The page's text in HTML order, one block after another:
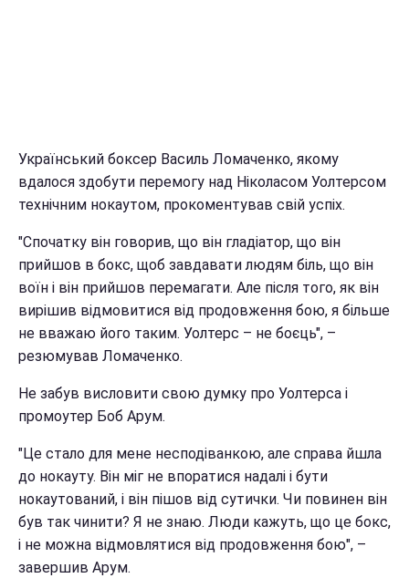
Український боксер Василь Ломаченко, якому
вдалося здобути перемогу над Ніколасом Уолтерсом
технічним нокаутом, прокоментував свій успіх.
"Спочатку він говорив, що він гладіатор, що він
прийшов в бокс, щоб завдавати людям біль, що він
воїн і він прийшов перемагати. Але після того, як він
вирішив відмовитися від продовження бою, я більше
не вважаю його таким. Уолтерс – не боєць", –
резюмував Ломаченко.
Не забув висловити свою думку про Уолтерса і
промоутер Боб Арум.
"Це стало для мене несподіванкою, але справа йшла
до нокауту. Він міг не впоратися надалі і бути
нокаутований, і він пішов від сутички. Чи повинен він
був так чинити? Я не знаю. Люди кажуть, що це бокс,
і не можна відмовлятися від продовження бою", –
завершив Арум.